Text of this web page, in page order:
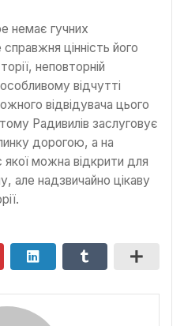
немає гучних
цінність його
неповторній
відчутті
відвідувача цього
Радивилів заслуговує
дорогою, а на
можна відкрити для
але надзвичайно цікаву